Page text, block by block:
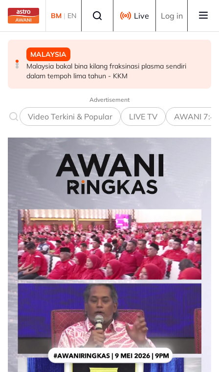
Skip to main content
BM | EN Live Log in
MALAYSIA
Malaysia bakal bina kilang fraksinasi plasma sendiri
dalam tempoh lima tahun - KKM
MALAYSIA
Rundingan import udang Thailand dijangka selesai
pertengahan bulan ini - Mohamad
POLITIK
PRN Melaka: BN terbuka untuk berunding, tukar kerusi -
Ahmad Zahid
Advertisement
Video Terkini & Popular LIVE TV AWANI